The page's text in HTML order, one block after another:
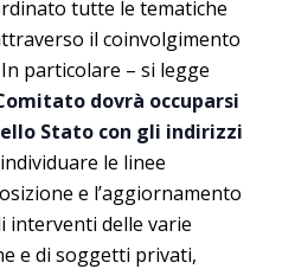
tutte le tematiche
il coinvolgimento
particolare – si legge
dovrà occuparsi
Stato con gli indirizzi
le linee
e l’aggiornamento
interventi delle varie
e di soggetti privati,